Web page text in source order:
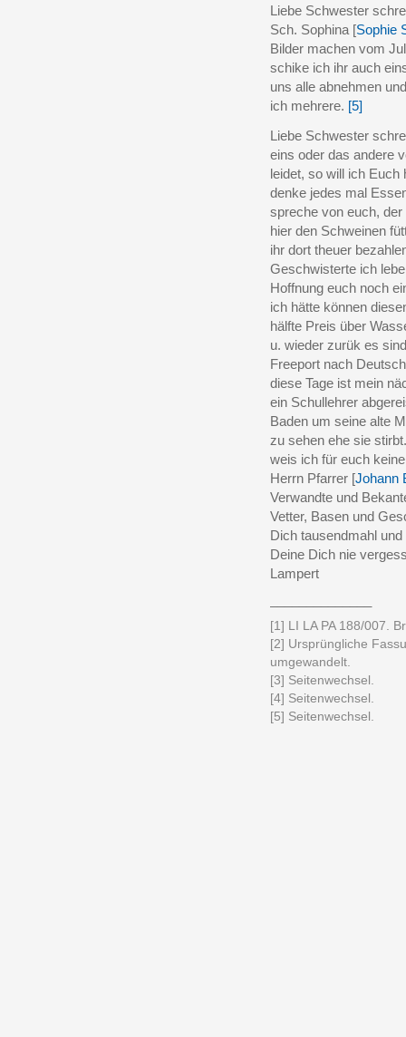
Liebe Schwester
Sch. Sophina [Sophie
Bilder machen vom
schike ich ihr auch
uns alle abnehmen
ich mehrere. [5]
Liebe Schwester
eins oder das andere
leidet, so will ich Euch
denke jedes mal
spreche von euch,
hier den Schweinen
ihr dort theuer
Geschwisterte ich
Hoffnung euch noch
ich hätte können
hälfte Preis über
u. wieder zurük es
Freeport nach
diese Tage ist mein
ein Schullehrer
Baden um seine alte
zu sehen ehe sie
weis ich für euch
Herrn Pfarrer [Johann
Verwandte und
Vetter, Basen und
Dich tausendmahl und
Deine Dich nie
Lampert
[1] LI LA PA 188/007.
[2] Ursprüngliche
umgewandelt.
[3] Seitenwechsel.
[4] Seitenwechsel.
[5] Seitenwechsel.